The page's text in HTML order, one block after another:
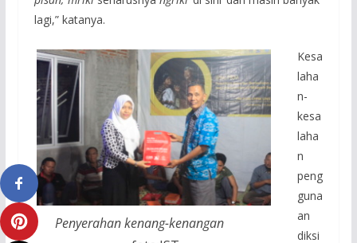
lagi,” katanya.
Penyerahan kenang-kenangan
Kesa
laha
n-
kesa
laha
n
peng
guna
an
diksi